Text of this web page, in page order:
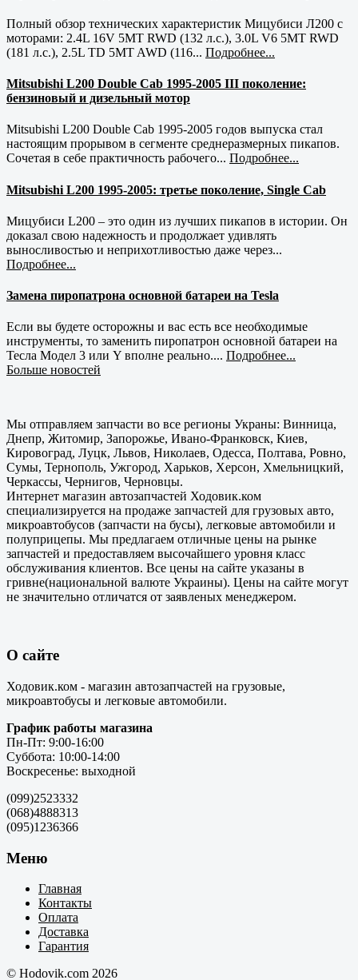
Полный обзор технических характеристик Мицубиси Л200 с
моторами: 2.4L 16V 5MT RWD (132 л.с.), 3.0L V6 5MT RWD
(181 л.с.), 2.5L TD 5MT AWD (116... Подробнее...
Mitsubishi L200 Double Cab 1995-2005 III поколение:
бензиновый и дизельный мотор
Mitsubishi L200 Double Cab 1995-2005 годов выпуска стал
настоящим прорывом в сегменте среднеразмерных пикапов.
Сочетая в себе практичность рабочего... Подробнее...
Mitsubishi L200 1995-2005: третье поколение, Single Cab
Мицубиси L200 – это один из лучших пикапов в истории. Он
доказал свою надежность и продолжает удивлять
выносливостью и неприхотливостью даже через...
Подробнее...
Замена пиропатрона основной батареи на Tesla
Если вы будете осторожны и вас есть все необходимые
инструменты, то заменить пиропатрон основной батареи на
Тесла Модел 3 или Y вполне реально.... Подробнее...
Больше новостей
Мы отправляем запчасти во все регионы Украны: Винница,
Днепр, Житомир, Запорожье, Ивано-Франковск, Киев,
Кировоград, Луцк, Львов, Николаев, Одесса, Полтава, Ровно,
Сумы, Тернополь, Ужгород, Харьков, Херсон, Хмельницкий,
Черкассы, Чернигов, Черновцы.
Интернет магазин автозапчастей Ходовик.ком
специализируется на продаже запчастей для грузовых авто,
микроавтобусов (запчасти на бусы), легковые автомобили и
полуприцепы. Мы предлагаем отличные цены на рынке
запчастей и предоставляем высочайшего уровня класс
обслуживания клиентов. Все цены на сайте указаны в
гривне(национальной валюте Украины). Цены на сайте могут
не значительно отличатся от заявленых менеджером.
О сайте
Ходовик.ком - магазин автозапчастей на грузовые,
микроавтобусы и легковые автомобили.
График работы магазина
Пн-Пт: 9:00-16:00
Суббота: 10:00-14:00
Воскресенье: выходной
(099)2523332
(068)4888313
(095)1236366
Меню
Главная
Контакты
Оплата
Доставка
Гарантия
© Hodovik.com 2026